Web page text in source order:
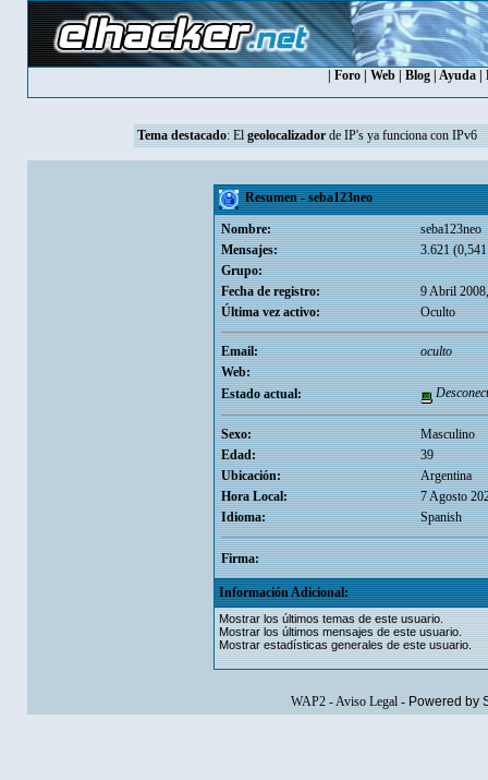
Foro Web Blog Ayuda
Tema destacado: El geolocalizadorde IP's ya funciona con IPv6
Resumen - seba123neo
Nombre:
seba123neo
Mensajes:
3.621
Grupo:
Fecha de registro:
9 Abril
Última vez activo:
Oculto
Email:
oculto
Web:
Estado actual:
Sexo:
Masculino
Edad:
39
Ubicación:
Argentina
Hora Local:
7 Agosto
Idioma:
Spanish
Firma:
Información Adicional:
Mostrar los últimos temas de este usuario.
Mostrar los últimos mensajes de este usuario.
Mostrar estadísticas generales de este usuario.
WAP2-Aviso Legal- Powered by